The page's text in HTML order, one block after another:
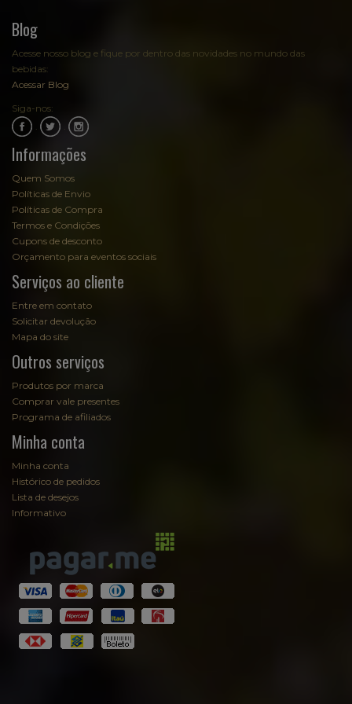
Blog
Acesse nosso blog e fique por dentro das novidades no mundo das
bebidas:
Acessar Blog
Siga-nos:
Informações
Quem Somos
Políticas de Envio
Políticas de Compra
Termos e Condições
Cupons de desconto
Orçamento para eventos sociais
Serviços ao cliente
Entre em contato
Solicitar devolução
Mapa do site
Outros serviços
Produtos por marca
Comprar vale presentes
Programa de afiliados
Minha conta
Minha conta
Histórico de pedidos
Lista de desejos
Informativo